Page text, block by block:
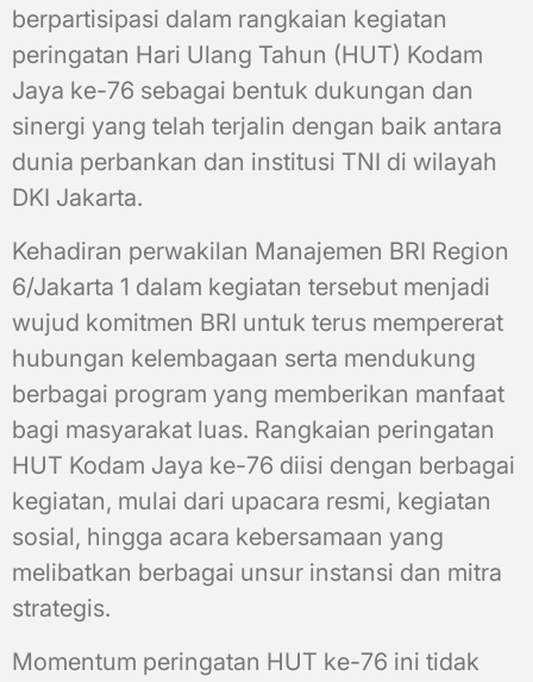
berpartisipasi dalam rangkaian kegiatan
peringatan Hari Ulang Tahun (HUT) Kodam
Jaya ke-76 sebagai bentuk dukungan dan
sinergi yang telah terjalin dengan baik antara
dunia perbankan dan institusi TNI di wilayah
DKI Jakarta.
Kehadiran perwakilan Manajemen BRI Region
6/Jakarta 1 dalam kegiatan tersebut menjadi
wujud komitmen BRI untuk terus mempererat
hubungan kelembagaan serta mendukung
berbagai program yang memberikan manfaat
bagi masyarakat luas. Rangkaian peringatan
HUT Kodam Jaya ke-76 diisi dengan berbagai
kegiatan, mulai dari upacara resmi, kegiatan
sosial, hingga acara kebersamaan yang
melibatkan berbagai unsur instansi dan mitra
strategis.
Momentum peringatan HUT ke-76 ini tidak